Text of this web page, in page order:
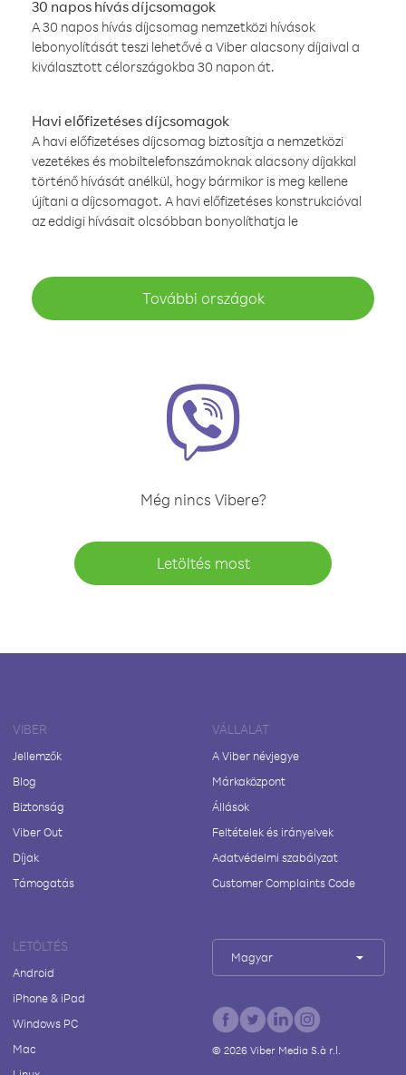
30 napos hívás díjcsomagok
A 30 napos hívás díjcsomag nemzetközi hívások
lebonyolítását teszi lehetővé a Viber alacsony díjaival a
kiválasztott célországokba 30 napon át.
Havi előfizetéses díjcsomagok
A havi előfizetéses díjcsomag biztosítja a nemzetközi
vezetékes és mobiltelefonszámoknak alacsony díjakkal
történő hívását anélkül, hogy bármikor is meg kellene
újítani a díjcsomagot. A havi előfizetéses konstrukcióval
az eddigi hívásait olcsóbban bonyolíthatja le
További országok
Még nincs Vibere?
Letöltés most
VIBER
Jellemzők
Blog
Biztonság
Viber Out
Díjak
Támogatás
VÁLLALAT
A Viber névjegye
Márkaközpont
Állások
Feltételek és irányelvek
Adatvédelmi szabályzat
Customer Complaints Code
LETÖLTÉS
Android
iPhone & iPad
Windows PC
Mac
Magyar
© 2026Viber Media S.à r.l.